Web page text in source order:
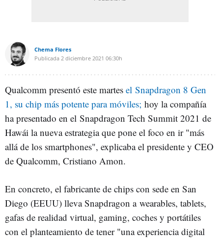
Chema Flores
Publicada 2 diciembre 2021 06:30h
Qualcomm presentó este martes el Snapdragon 8 Gen
1, su chip más potente para móviles; hoy la compañía
ha presentado en el Snapdragon Tech Summit 2021 de
Hawái la nueva estrategia que pone el foco en ir "más
allá de los smartphones", explicaba el presidente y CEO
de Qualcomm, Cristiano Amon.
En concreto, el fabricante de chips con sede en San
Diego (EEUU) lleva Snapdragon a wearables, tablets,
gafas de realidad virtual, gaming, coches y portátiles
con el planteamiento de tener "una experiencia digital